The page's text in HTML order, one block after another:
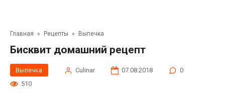
Главная » Рецепты » Выпечка
Бисквит домашний рецепт
Выпечка Сulinar 07.08.2018
0
510